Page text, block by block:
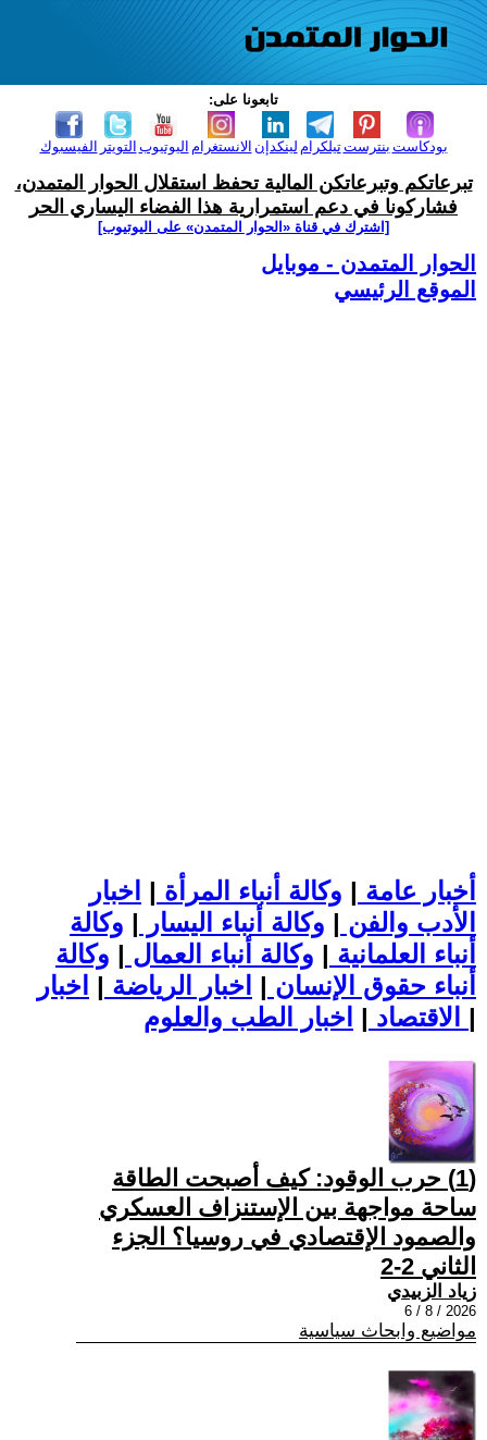
تابعونا على:
الفيسبوك التويتر اليوتيوب الانستغرام لينكدإن تيلكرامبنترست بودكاست
تبرعاتكم وتبرعاتكن المالية تحفظ استقلال الحوار المتمدن،
فشاركونا في دعم استمرارية هذا الفضاء اليساري الحر
[اشترك في قناة ‫«الحوار المتمدن» على اليوتيوب]
الحوار المتمدن - موبايل
الموقع الرئيسي
أخبار عامة | وكالة أنباء المرأة | اخبار
الأدب والفن | وكالة أنباء اليسار | وكالة
أنباء العلمانية | وكالة أنباء العمال | وكالة
أنباء حقوق الإنسان | اخبار الرياضة | اخبار
الاقتصاد | |
(1) حرب الوقود: كيف أصبحت الطاقة
ساحة مواجهة بين الإستنزاف العسكري
والصمود الإقتصادي في روسيا؟ الجزء
الثاني 2-2
زياد الزبيدي
2026 / 8 / 6
مواضيع وابحاث سياسية